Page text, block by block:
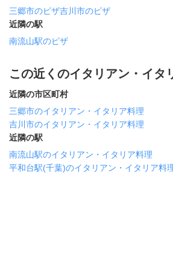
三郷市のピザ吉川市のピザ
近隣の駅
南流山駅のピザ
この近くのイタリアン・イタ
近隣の市区町村
三郷市のイタリアン・イタリア料理
吉川市のイタリアン・イタリア料理
近隣の駅
南流山駅のイタリアン・イタリア料理
平和台駅(千葉)のイタリアン・イタリア料